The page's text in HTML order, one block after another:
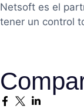
Netsoft es el
tener un control